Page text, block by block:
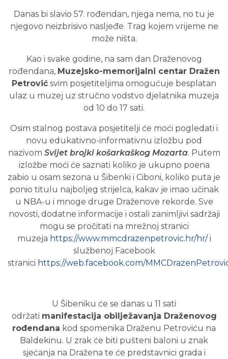
Danas bi slavio 57. rođendan, njega nema, no tu je
njegovo neizbrisivo nasljeđe. Trag kojem vrijeme ne
može ništa.
Kao i svake godine, na sam dan Draženovog
rođendana, Muzejsko-memorijalni centar Dražen
Petrović svim posjetiteljima omogućuje besplatan
ulaz u muzej uz stručno vodstvo djelatnika muzeja
od 10 do 17 sati.
Osim stalnog postava posjetitelji će moći pogledati i
novu edukativno-informativnu izložbu pod
nazivom Svijet brojki košarkaškog Mozarta. Putem
izložbe moći će saznati koliko je ukupno poena
zabio u osam sezona u Šibenki i Ciboni, koliko puta je
ponio titulu najboljeg strijelca, kakav je imao učinak
u NBA-u i mnoge druge Draženove rekorde. Sve
novosti, dodatne informacije i ostali zanimljivi sadržaji
mogu se pročitati na mrežnoj stranici
muzeja https://www.mmcdrazenpetrovic.hr/hr/i
službenoj Facebook
stranici https://web.facebook.com/
U Šibeniku će se danas u 11 sati
održati manifestacija obilježavanja Draženovog
rođendana kod spomenika Draženu Petroviću na
Baldekinu. U zrak će biti pušteni baloni u znak
sjećanja na Dražena te će predstavnici grada i